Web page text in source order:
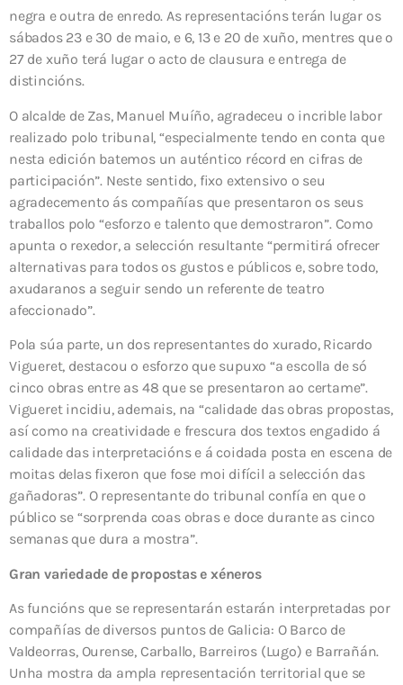
negra e outra de enredo. As representacións terán lugar os
sábados 23 e 30 de maio, e 6, 13 e 20 de xuño, mentres que o
27 de xuño terá lugar o acto de clausura e entrega de
distincións.
O alcalde de Zas, Manuel Muíño, agradeceu o incrible labor
realizado polo tribunal, “especialmente tendo en conta que
nesta edición batemos un auténtico récord en cifras de
participación”. Neste sentido, fixo extensivo o seu
agradecemento ás compañías que presentaron os seus
traballos polo “esforzo e talento que demostraron”. Como
apunta o rexedor, a selección resultante “permitirá ofrecer
alternativas para todos os gustos e públicos e, sobre todo,
axudaranos a seguir sendo un referente de teatro
afeccionado”.
Pola súa parte, un dos representantes do xurado, Ricardo
Vigueret, destacou o esforzo que supuxo “a escolla de só
cinco obras entre as 48 que se presentaron ao certame”.
Vigueret incidiu, ademais, na “calidade das obras propostas,
así como na creatividade e frescura dos textos engadido á
calidade das interpretacións e á coidada posta en escena de
moitas delas fixeron que fose moi difícil a selección das
gañadoras”. O representante do tribunal confía en que o
público se “sorprenda coas obras e doce durante as cinco
semanas que dura a mostra”.
Gran variedade de propostas e xéneros
As funcións que se representarán estarán interpretadas por
compañías de diversos puntos de Galicia: O Barco de
Valdeorras, Ourense, Carballo, Barreiros (Lugo) e Barrañán.
Unha mostra da ampla representación territorial que se